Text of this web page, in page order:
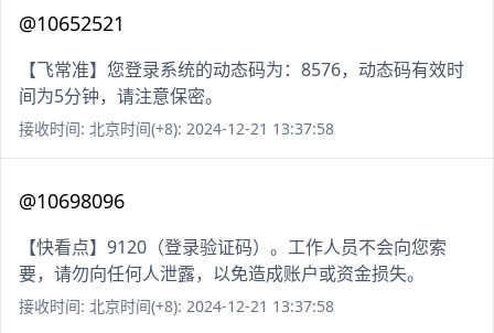
@10652521
【飞常准】您登录系统的动态码为：8576，动态码有效时
间为5分钟，请注意保密。
接收时间: 北京时间(+8): 2024-12-21 13:37:58
@10698096
【快看点】9120（登录验证码）。工作人员不会向您索
要，请勿向任何人泄露，以免造成账户或资金损失。
接收时间: 北京时间(+8): 2024-12-21 13:37:58